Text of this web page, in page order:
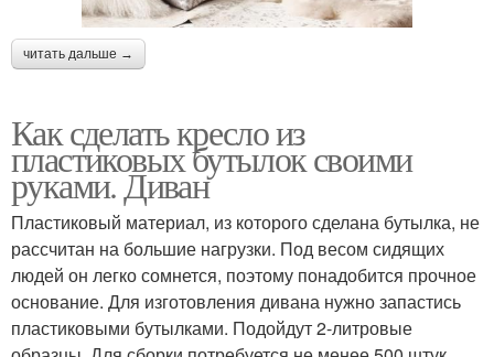
читать дальше →
Как сделать кресло из
пластиковых бутылок своими
руками. Диван
Пластиковый материал, из которого сделана бутылка, не
рассчитан на большие нагрузки. Под весом сидящих
людей он легко сомнется, поэтому понадобится прочное
основание. Для изготовления дивана нужно запастись
пластиковыми бутылками. Подойдут 2-литровые